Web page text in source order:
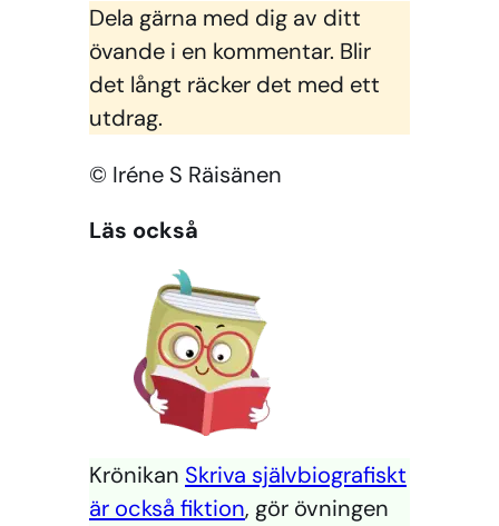
Dela gärna med dig av ditt
övande i en kommentar. Blir
det långt räcker det med ett
utdrag.
© Iréne S Räisänen
Läs också
Krönikan Skriva självbiografiskt
är också fiktion, gör övningen